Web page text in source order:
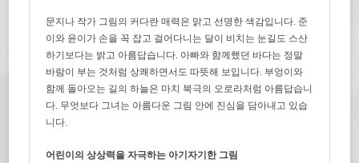
문지나 작가 그림의 커다란 매력은 맑고 선명한 색감입니다. 준
이와 윤이가 손을 꼭 잡고 걸어다니는 달이 비치는 눈길도 스산
하기보다는 밝고 아름답습니다. 아빠와 함께했던 바다는 정말
바람이 부는 것처럼 상쾌하면서도 따뜻해 보입니다. 부엉이와
함께 돌아오는 길의 하늘은 마치 북극의 오로라처럼 아름답습니
다. 무엇보다 그녀는 아름다운 그림 안에 진심을 담아내고 있습
니다.
어린이의 상상력을 자극하는 아기자기한 그림